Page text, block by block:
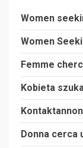
Women
Women
Femme
Kobieta
Donna cerca